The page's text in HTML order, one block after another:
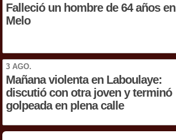
Falleció un hombre de 64 años en
Melo
3 AGO.
Mañana violenta en Laboulaye:
discutió con otra joven y terminó
golpeada en plena calle